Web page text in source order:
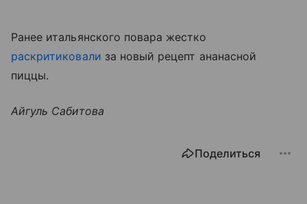
Ранее итальянского повара жестко
раскритиковали за новый рецепт ананасной
пиццы.
Айгуль Сабитова
Поделиться